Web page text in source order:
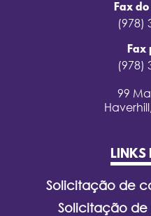
Fax
(978)
Fax
(978)
99
LINKS
Solicitação de
Solicitação de